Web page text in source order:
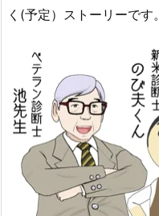
く(予定）ストーリーです。